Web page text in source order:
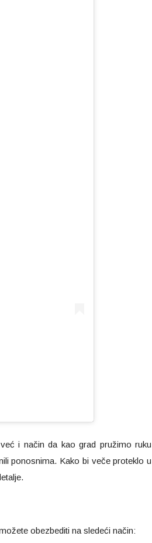
i način da kao grad pružimo ruku
ponosnima. Kako bi veče proteklo u
obezbediti na sledeći način: